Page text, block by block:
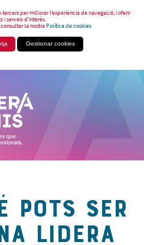
per millorar l’experiència de navegació, i oferir
i serveis d’interès.
la nostraPolítica de cookies
Gestionar cookies
POTS SER
LIDERA